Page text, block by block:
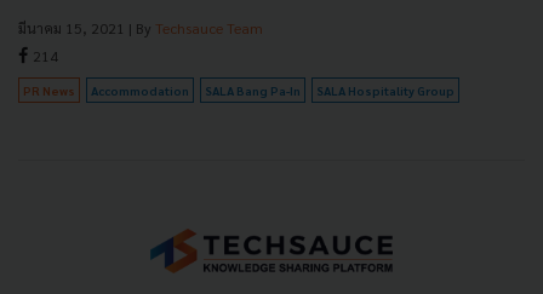
มีนาคม 15, 2021 | By Techsauce Team
214
PR News Accommodation SALA Bang Pa-In SALA Hospitality Group